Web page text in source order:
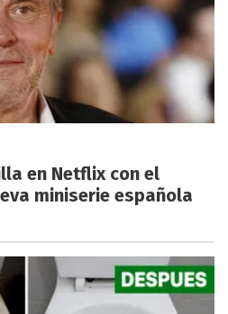
en Netflix con el
miniserie española